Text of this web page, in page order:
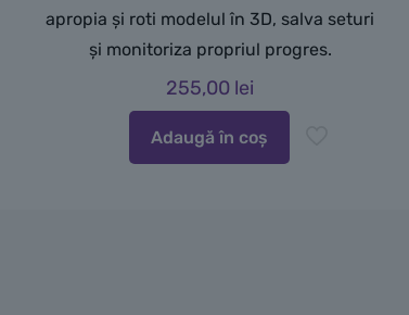
apropia și roti modelul în 3D, salva seturi
și monitoriza propriul progres.
255,00 lei
Adaugă în coș